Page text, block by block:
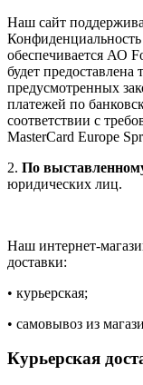
Наш сайт
обеспечивается АО
будет
предусмотренных
платежей по
соответствии с
MasterCard Europe
2. По
юридических лиц.
Наш интернет-
доставки:
• курьерская;
• самовывоз из
Курьерская